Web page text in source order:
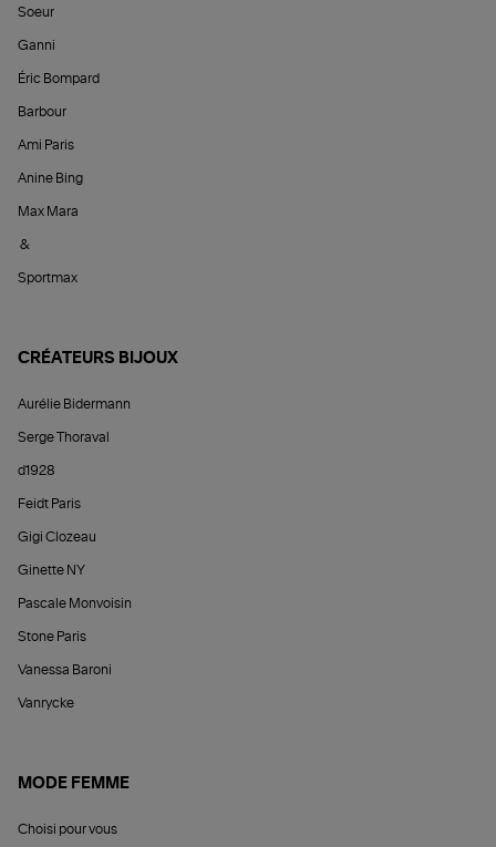
Soeur
Ganni
Éric Bompard
Barbour
Ami Paris
Anine Bing
Max Mara
&
Sportmax
CRÉATEURS BIJOUX
Aurélie Bidermann
Serge Thoraval
d1928
Feidt Paris
Gigi Clozeau
Ginette NY
Pascale Monvoisin
Stone Paris
Vanessa Baroni
Vanrycke
MODE FEMME
Choisi pour vous